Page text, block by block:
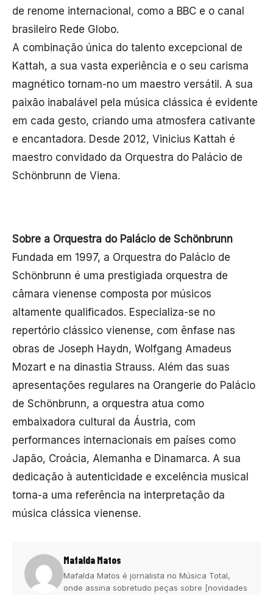
de renome internacional, como a BBC e o canal
brasileiro Rede Globo.
A combinação única do talento excepcional de
Kattah, a sua vasta experiência e o seu carisma
magnético tornam-no um maestro versátil. A sua
paixão inabalável pela música clássica é evidente
em cada gesto, criando uma atmosfera cativante
e encantadora. Desde 2012, Vinicius Kattah é
maestro convidado da Orquestra do Palácio de
Schönbrunn de Viena.
Sobre a Orquestra do Palácio de Schönbrunn
Fundada em 1997, a Orquestra do Palácio de
Schönbrunn é uma prestigiada orquestra de
câmara vienense composta por músicos
altamente qualificados. Especializa-se no
repertório clássico vienense, com ênfase nas
obras de Joseph Haydn, Wolfgang Amadeus
Mozart e na dinastia Strauss. Além das suas
apresentações regulares na Orangerie do Palácio
de Schönbrunn, a orquestra atua como
embaixadora cultural da Áustria, com
performances internacionais em países como
Japão, Croácia, Alemanha e Dinamarca. A sua
dedicação à autenticidade e excelência musical
torna-a uma referência na interpretação da
música clássica vienense.
Mafalda Matos
Mafalda Matos é jornalista no Música Total,
onde assina sobretudo peças sobre [novidades